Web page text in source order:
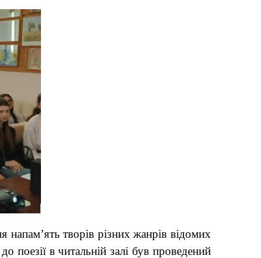
напам’ять творів різних жанрів відомих
поезії в читальній залі був проведений